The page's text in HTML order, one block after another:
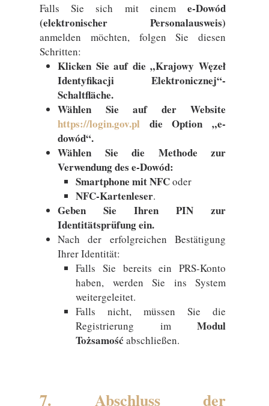
Falls Sie sich mit einem e-Dowód
(elektronischer Personalausweis)
anmelden möchten, folgen Sie diesen
Schritten:
Klicken Sie auf die „Krajowy Węzeł
Identyfikacji Elektronicznej“-
Schaltfläche.
Wählen Sie auf der Website
https://login.gov.pl die Option „e-
dowód“.
Wählen Sie die Methode zur
Verwendung des e-Dowód:
Smartphone mit NFCoder
NFC-Kartenleser.
Geben Sie Ihren PIN zur
Identitätsprüfung ein.
Nach der erfolgreichen Bestätigung
Ihrer Identität:
Falls Sie bereits ein PRS-Konto
haben, werden Sie ins System
weitergeleitet.
Falls nicht, müssen Sie die
Registrierung im Modul
Tożsamość abschließen.
7. Abschluss der